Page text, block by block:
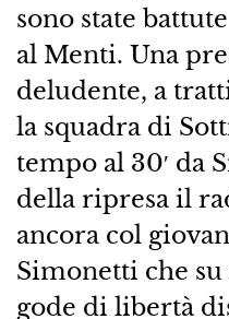
sono state
al Menti. Una
deludente, a
la squadra di
tempo al 30′ da
della ripresa il
ancora col
Simonetti che su
gode di libertà